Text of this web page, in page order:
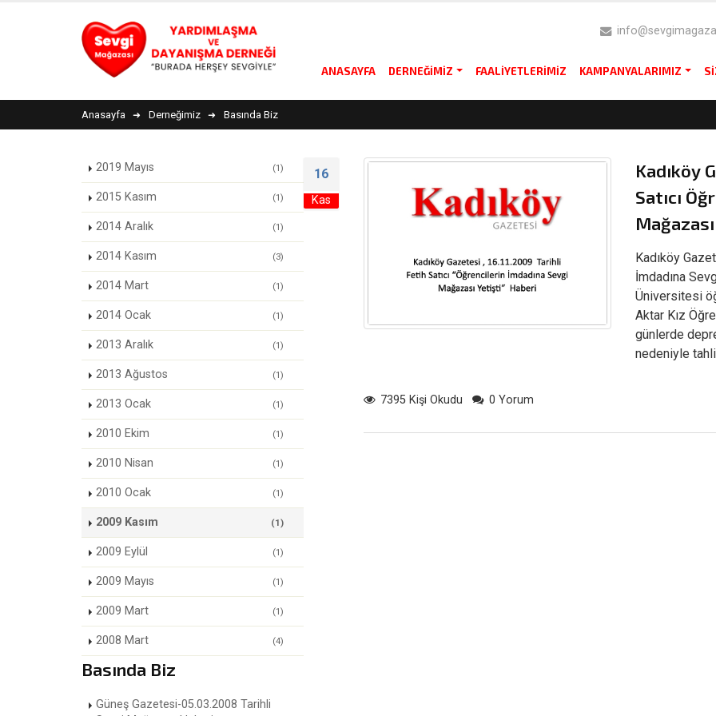
ANASAYFA DERNEĞIMIZ FAALIYETLERIMIZ KAMPANYALARIMIZ
Anasayfa Derneğimiz Basında Biz
2019 Mayıs (1)
2015 Kasım (1)
2014 Aralık (1)
2014 Kasım (3)
2014 Mart (1)
2014 Ocak (1)
2013 Aralık (1)
2013 Ağustos (1)
2013 Ocak (1)
2010 Ekim (1)
2010 Nisan (1)
2010 Ocak (1)
2009 Kasım (1)
2009 Eylül (1)
2009 Mayıs (1)
2009 Mart (1)
2008 Mart (4)
Basında Biz
Güneş Gazetesi-05.03.2008 Tarihli
16
Kas
Kadıköy
Satıcı
Kadıköy
İmdadına
Üniversitesi
Aktar Kız
günlerde
nedeniyle
7395 Kişi Okudu 0 Yorum